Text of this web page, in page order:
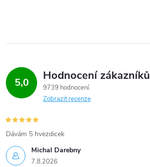
ý
p
i
s
u
5,0 Hodnocení zákazníků
9739 hodnocení
Zobrazit recenze
Michal Darebny
7.8.2026
Dávám 5 hvezdicek